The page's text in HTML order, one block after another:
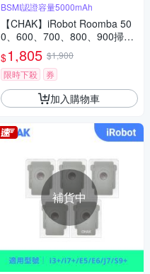
BSMI認證容量5000mAh
【CHAK】iRobot Roomba 50
0、600、700、800、900掃地
機副廠鋰電池(超高容量5000m
Ah)
$1,805 $1,900
限時下殺
券
加入購物車
補貨中